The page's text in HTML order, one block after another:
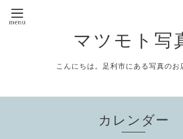
マツモト写
こんにちは。足利市にある写真のお
カレンダー